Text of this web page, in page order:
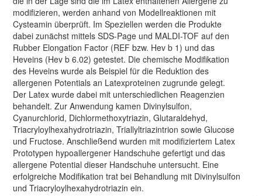
modifizieren, werden anhand von Modellreaktionen mit
Cysteamin überprüft. Im Speziellen werden die Produkte
dabei zunächst mittels SDS-Page und MALDI-TOF auf den
Rubber Elongation Factor (REF bzw. Hev b 1) und das
Heveins (Hev b 6.02) getestet. Die chemische Modifikation
des Heveins wurde als Beispiel für die Reduktion des
allergenen Potentials an Latexproteinen zugrunde gelegt.
Der Latex wurde dabei mit unterschiedlichen Reagenzien
behandelt. Zur Anwendung kamen Divinylsulfon,
Cyanurchlorid, Dichlormethoxytriazin, Glutaraldehyd,
Triacryloylhexahydrotriazin, Triallyltriazintrion sowie Glucose
und Fructose. Anschließend wurden mit modifiziertem Latex
Prototypen hypoallergener Handschuhe gefertigt und das
allergene Potential dieser Handschuhe untersucht. Eine
erfolgreiche Modifikation trat bei Behandlung mit Divinylsulfon
und Triacryloylhexahydrotriazin ein.